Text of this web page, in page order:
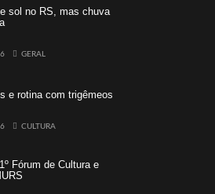
sol no RS, mas chuva
GERAL
e rotina com trigêmeos
CULTURA
Fórum de Cultura e